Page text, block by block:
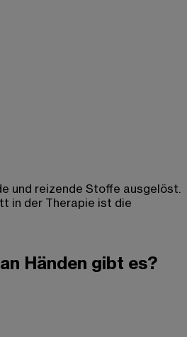
und reizende Stoffe ausgelöst.
in der Therapie ist die
Händen gibt es?